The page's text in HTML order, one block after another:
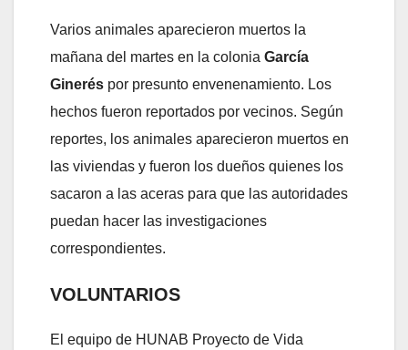
Varios animales aparecieron muertos la
mañana del martes en la colonia García
Ginerés por presunto envenenamiento. Los
hechos fueron reportados por vecinos. Según
reportes, los animales aparecieron muertos en
las viviendas y fueron los dueños quienes los
sacaron a las aceras para que las autoridades
puedan hacer las investigaciones
correspondientes.
VOLUNTARIOS
El equipo de HUNAB Proyecto de Vida